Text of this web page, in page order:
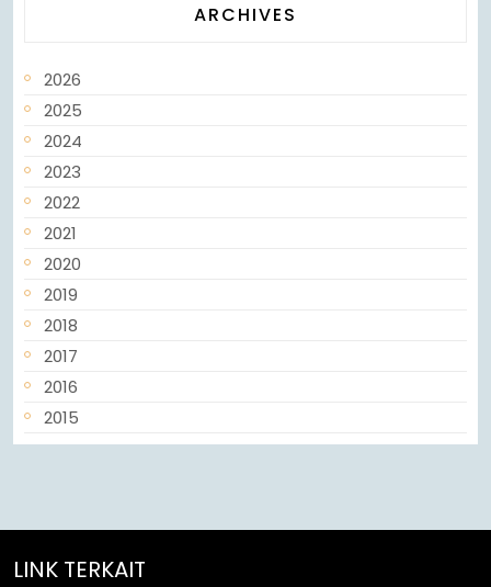
ARCHIVES
2026
2025
2024
2023
2022
2021
2020
2019
2018
2017
2016
2015
LINK TERKAIT